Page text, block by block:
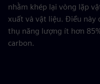
nhằm khép lại vòng lặp
xuất và vật liệu. Điều này
thụ năng lượng ít hơn
carbon.